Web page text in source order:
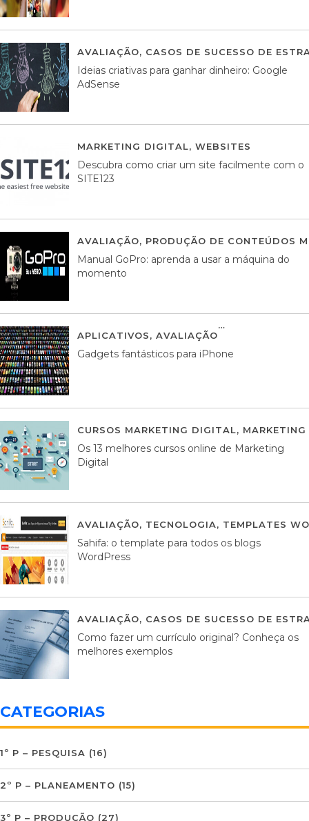
AVALIAÇÃO, CASOS DE SUCESSO DE
Ideias criativas para ganhar dinheiro: Google
AdSense
MARKETING DIGITAL, WEBSITES
Descubra como criar um site facilmente com o
SITE123
AVALIAÇÃO, PRODUÇÃO DE CONTEÚDOS
Manual GoPro: aprenda a usar a máquina do
momento
APLICATIVOS, AVALIAÇÃO
Gadgets fantásticos para iPhone
CURSOS MARKETING DIGITAL,
Os 13 melhores cursos online de Marketing
Digital
AVALIAÇÃO, TECNOLOGIA, TEMPLATES
Sahifa: o template para todos os blogs
WordPress
AVALIAÇÃO, CASOS DE SUCESSO DE
Como fazer um currículo original? Conheça os
melhores exemplos
CATEGORIAS
1º P – PESQUISA (16)
2º P – PLANEAMENTO (15)
3º P – PRODUÇÃO (27)